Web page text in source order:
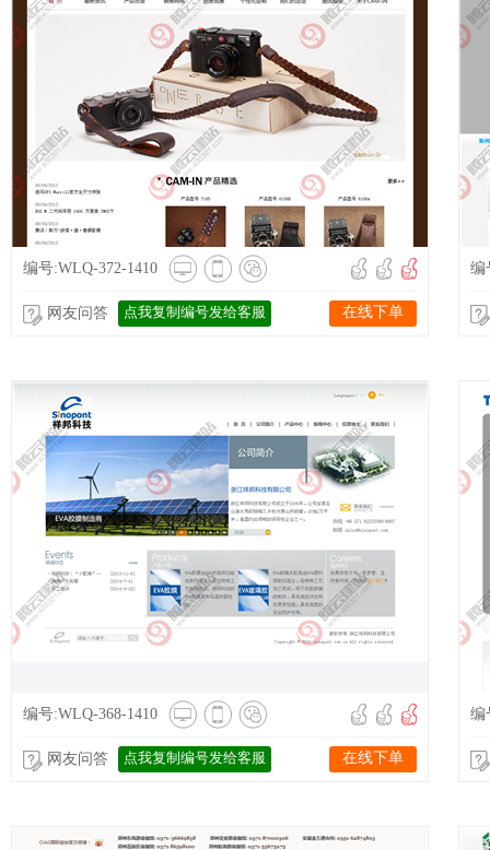
编号:WLQ-372-1410
网友问答 点我复制编号发给客服 在线下单
编
编号:WLQ-368-1410
网友问答 点我复制编号发给客服 在线下单
编